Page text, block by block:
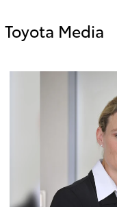
Toyota Media